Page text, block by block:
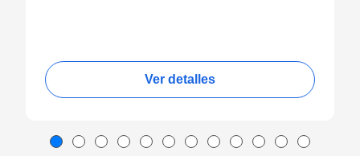
Ver detalles